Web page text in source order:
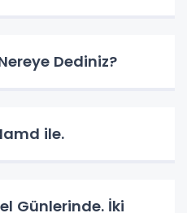
Dediniz?
ile.
Günlerinde. İki